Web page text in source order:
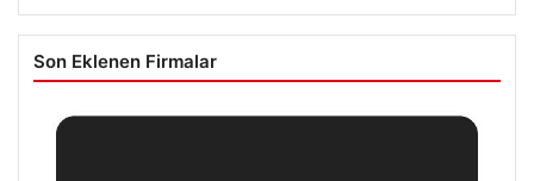
Son Eklenen Firmalar